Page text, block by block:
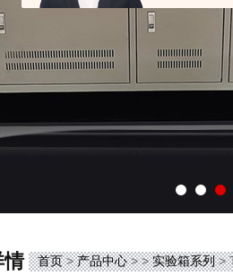
情 首页>产品中心> >实验箱系列>